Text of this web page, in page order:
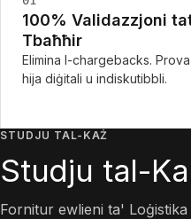
100% Validazzjoni
Tbaħħir
Elimina l-chargebacks.
hija diġitali u indiskutibbli.
STUDJU TAL-KAŻ
Studju tal-
Fornitur ewlieni ta'